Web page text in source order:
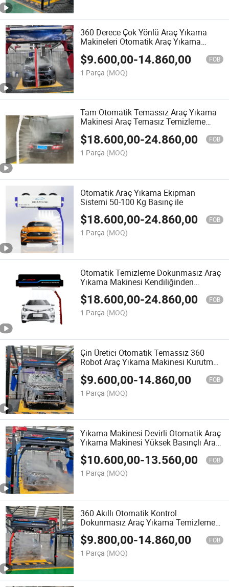
360 Derece Çok Yönlü Araç Yıkama
Makineleri Otomatik Araç Yıkama
$9.600,00-14.860,00 FOB
1 Parça (MOQ)
Tam Otomatik Temassız Araç Yıkama
Makinesi Araç Temasız Temizleme
Ekipman Sistemi Oto Dükkanı/Benzin
İstasyonu için
$18.600,00-24.860,00 FOB
1 Parça (MOQ)
Otomatik Araç Yıkama Ekipman
Sistemi 50-100 Kg Basınç ile
$18.600,00-24.860,00 FOB
1 Parça (MOQ)
Otomatik Temizleme Dokunmasız Araç
Yıkama Makinesi Kendiliğinden
Yıkama Aracı
$18.600,00-24.860,00 FOB
1 Parça (MOQ)
Çin Üretici Otomatik Temassız 360
Robot Araç Yıkama Makinesi Kurutma
ISO9001
$9.600,00-14.860,00 FOB
1 Parça (MOQ)
Yıkama Makinesi Devirli Otomatik Araç
Yıkama Makinesi Yüksek Basınçlı Araç
Yıkama Makineleri
$10.600,00-13.560,00 FOB
1 Parça (MOQ)
360 Akıllı Otomatik Kontrol
Dokunmasız Araç Yıkama Temizleme
Elektrikli Yıkama Makinesi Fabrika
Fiyatı
$9.800,00-14.860,00 FOB
1 Parça (MOQ)